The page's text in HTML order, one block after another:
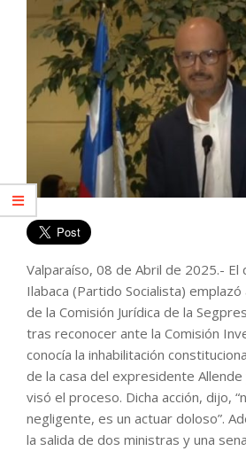
Valparaíso, 08 de Abril de 2025.- El
Ilabaca (Partido Socialista) emplazó
de la Comisión Jurídica de la
tras reconocer ante la Comisión
conocía la inhabilitación
de la casa del expresidente
visó el proceso. Dicha acción, dijo,
negligente, es un actuar doloso”.
la salida de dos ministras y una